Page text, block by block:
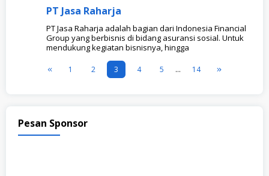
PT Jasa Raharja
PT Jasa Raharja adalah bagian dari Indonesia Financial
Group yang berbisnis di bidang asuransi sosial. Untuk
mendukung kegiatan bisnisnya, hingga
1 2 3 4 5 … 14
Pesan Sponsor